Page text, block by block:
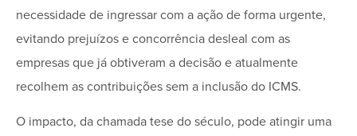
necessidade de ingressar com a ação de forma urgente,
evitando prejuízos e concorrência desleal com as
empresas que já obtiveram a decisão e atualmente
recolhem as contribuições sem a inclusão do ICMS.
O impacto, da chamada tese do século, pode atingir uma